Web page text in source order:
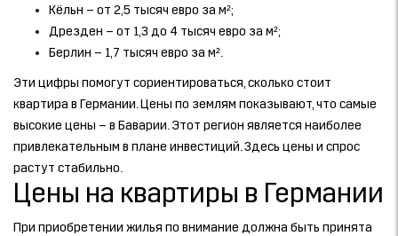
Кёльн – от 2,5 тысяч евро за м²;
Дрезден – от 1,3 до 4 тысяч евро за м²;
Берлин – 1,7 тысяч евро за м².
Эти цифры помогут сориентироваться, сколько стоит
квартира в Германии. Цены по землям показывают, что самые
высокие цены – в Баварии. Этот регион является наиболее
привлекательным в плане инвестиций. Здесь цены и спрос
растут стабильно.
Цены на квартиры в Германии
При приобретении жилья по внимание должна быть принята